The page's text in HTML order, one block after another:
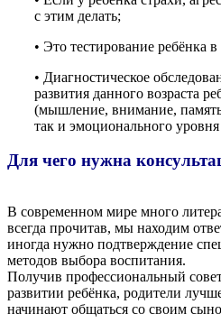
с этим делать;
• Это тестирование ребёнка
• Диагностическое
развития данного возраста
(мышление, внимание, память
так и эмоционального уровня
Для чего нужна
В современном мире много
всегда прочитав, мы находим
иногда нужно подтверждение
методов выбора воспитания.
Получив профессиональный
развитии ребёнка, родители
начинают общаться со своим